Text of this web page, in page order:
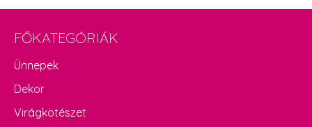
FŐKATEGÓRIÁK
Ünnepek
Dekor
Virágkötészet